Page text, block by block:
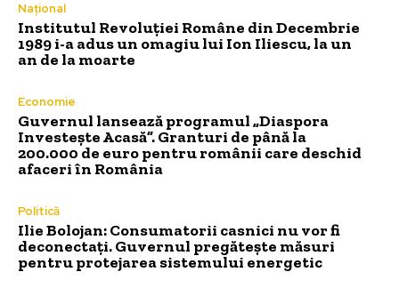
Național
Institutul Revoluției Române din Decembrie
1989 i-a adus un omagiu lui Ion Iliescu, la un
an de la moarte
Economie
Guvernul lansează programul „Diaspora
Investește Acasă”. Granturi de până la
200.000 de euro pentru românii care deschid
afaceri în România
Politică
Ilie Bolojan: Consumatorii casnici nu vor fi
deconectați. Guvernul pregătește măsuri
pentru protejarea sistemului energetic